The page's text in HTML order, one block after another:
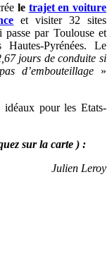
le trajet en voiture
et visiter32 sites
par Toulouse et
Pyrénées. Le
jours de conduite si
d’embouteillage »
pour les Etats-
sur la carte ) :
Julien Leroy